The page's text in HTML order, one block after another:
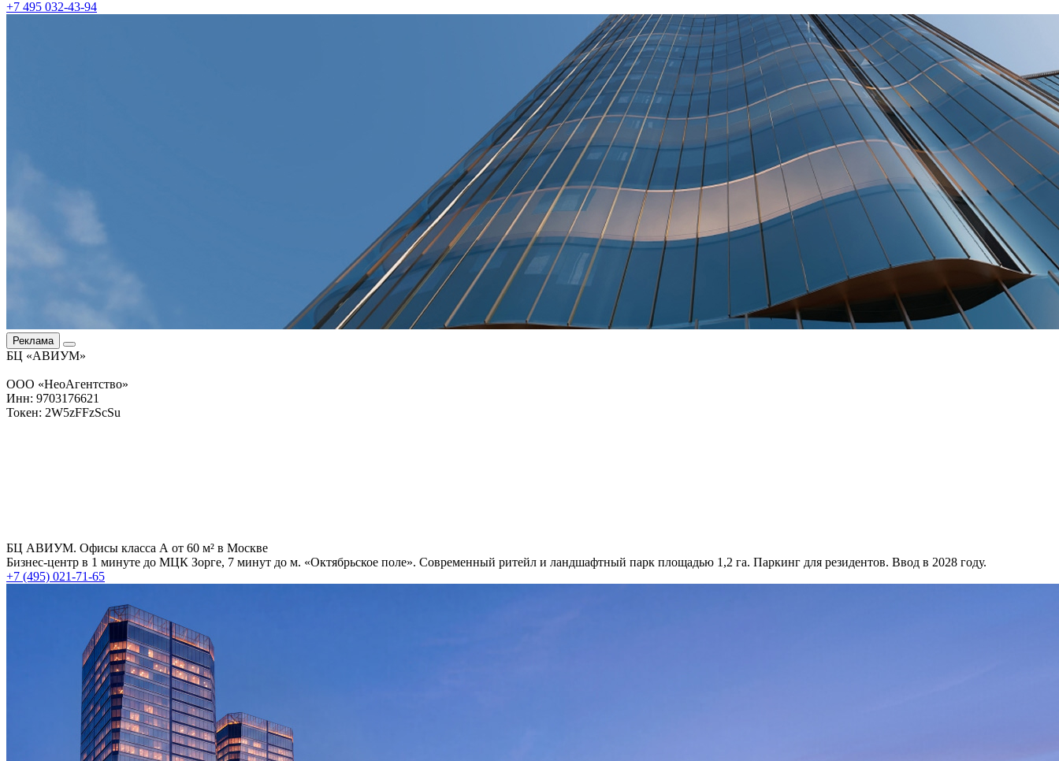
+7 495 032-43-94
Реклама
БЦ «АВИУМ»
ООО «НеоАгентство»
Инн: 9703176621
Токен: 2W5zFFzScSu
БЦ АВИУМ. Офисы класса А от 60 м² в Москве
Бизнес-центр в 1 минуте до МЦК Зорге, 7 минут до м. «Октябрьское поле». Современный ритейл и ландшафтный парк площадью 1,2 га. Паркинг для резидентов. Ввод в 2028 году.
+7 (495) 021-71-65